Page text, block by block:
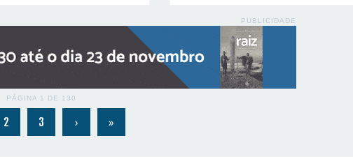
PUBLICIDADE
PÁGINA 1 DE 130
2 3 › »